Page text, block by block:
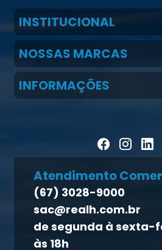
INSTITUCIONAL
Quem Somos
Claudio Martins Real
LGPD
Direito dos titulares
Política de qualidade
Atendimento ao titular
Canal de ética
NOSSAS MARCAS
Real H Nutrição Animal
CMR Saúde
INFORMAÇÕES
Blog Pecuária Forte
Homeopet
Atendimento
(67) 3028-9000
sac@realh.com.br
de segunda à sexta-
às 18h